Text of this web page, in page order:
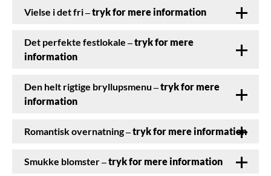
Vielse i det fri– tryk for mere information
Det perfekte festlokale– tryk for mere
information
Den helt rigtige bryllupsmenu– tryk for mere
information
Romantisk overnatning– tryk for mere information
Smukke blomster– tryk for mere information